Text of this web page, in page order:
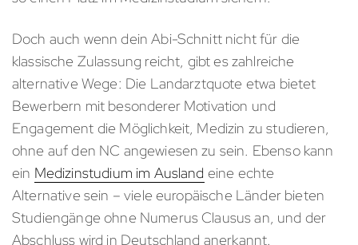
Doch auch wenn dein Abi-Schnitt nicht für die
klassische Zulassung reicht, gibt es zahlreiche
alternative Wege: Die Landarztquote etwa bietet
Bewerbern mit besonderer Motivation und
Engagement die Möglichkeit, Medizin zu studieren,
ohne auf den NC angewiesen zu sein. Ebenso kann
ein Medizinstudium im Ausland eine echte
Alternative sein – viele europäische Länder bieten
Studiengänge ohne Numerus Clausus an, und der
Abschluss wird in Deutschland anerkannt.